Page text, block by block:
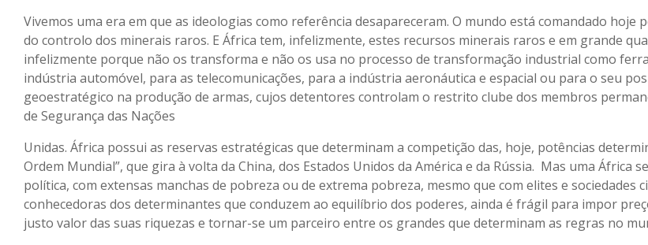
Vivemos uma era em que as ideologias como referência desapareceram. O mundo está comandado hoje
do controlo dos minerais raros. E África tem, infelizmente, estes recursos minerais raros e em grande
infelizmente porque não os transforma e não os usa no processo de transformação industrial como
indústria automóvel, para as telecomunicações, para a indústria aeronáutica e espacial ou para o seu
geoestratégico na produção de armas, cujos detentores controlam o restrito clube dos membros
de Segurança das Nações
Unidas. África possui as reservas estratégicas que determinam a competição das, hoje, potências
Ordem Mundial”, que gira à volta da China, dos Estados Unidos da América e da Rússia. Mas uma África
política, com extensas manchas de pobreza ou de extrema pobreza, mesmo que com elites e sociedades
conhecedoras dos determinantes que conduzem ao equilíbrio dos poderes, ainda é frágil para impor
justo valor das suas riquezas e tornar-se um parceiro entre os grandes que determinam as regras no